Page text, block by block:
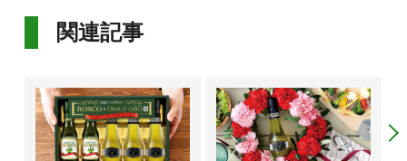
関連記事